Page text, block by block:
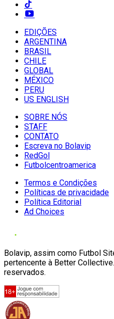
EDIÇÕES
ARGENTINA
BRASIL
CHILE
GLOBAL
MÉXICO
PERU
US ENGLISH
SOBRE NÓS
STAFF
CONTATO
Escreva no Bolavip
RedGol
Futbolcentroamerica
Termos e Condições
Políticas de privacidade
Política Editorial
Ad Choices
Bolavip, assim como Futbol
pertencente à Better
reservados.